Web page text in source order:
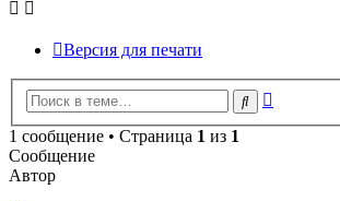
Версия для печати
Поиск
1 сообщение • Страница 1 из 1
Сообщение
Автор